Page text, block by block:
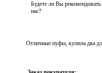
Будете ли Вы рекомендовать
нас?
Отличные пуфы, купила два